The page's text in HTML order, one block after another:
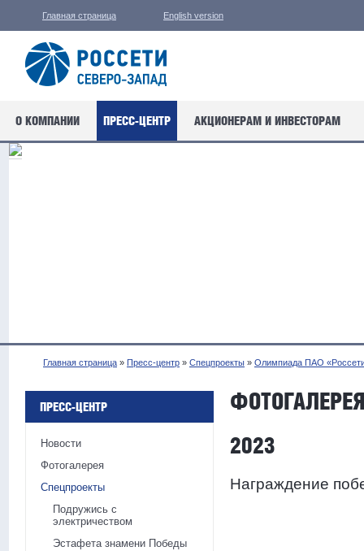
Главная страница English version
О КОМПАНИИ ПРЕСС-ЦЕНТР АКЦИОНЕРАМ И ИНВЕСТОРАМ
Главная страница » Пресс-центр » Спецпроекты » Олимпиада ПАО
ПРЕСС-ЦЕНТР
Новости
Фотогалерея
Спецпроекты
Подружись с
электричеством
Эстафета знамени Победы
2023
Награждение